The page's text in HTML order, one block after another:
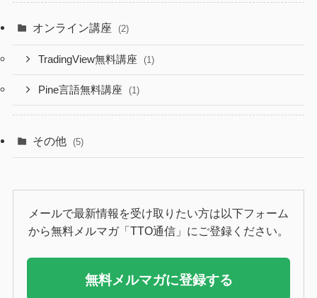
オンライン講座 (2)
TradingView無料講座 (1)
Pine言語無料講座 (1)
その他 (5)
メールで最新情報を受け取りたい方は以下フォーム
から無料メルマガ「TTO通信」にご登録ください。
無料メルマガに登録する